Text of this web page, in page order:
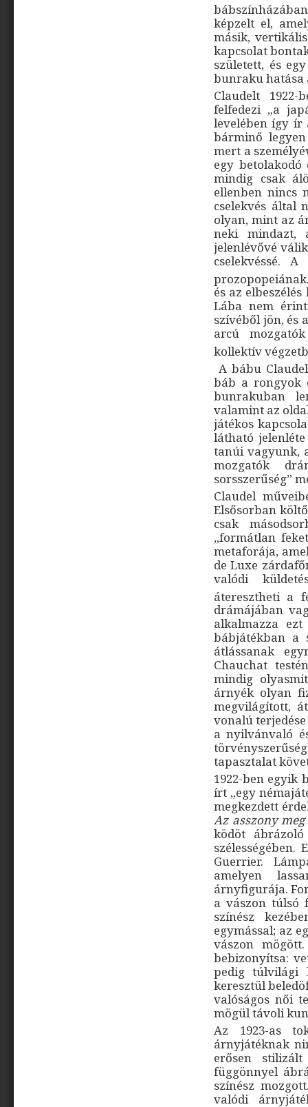
képzelt el,
másik,
kapcsolat
született, és
bunraku hatása
Claudelt
felfedezi „a
levelében így ír
bárminő
mert a
egy
mindig csak
ellenben nincs
cselekvés által
olyan, mint az
neki mindazt,
jelenlévővé
cselekvéssé.
és az
Lába nem
szívéből jön, és
arcú
kollektív
A bábu
báb a rongyok
bunrakuban
valamint az
játékos
látható
tanúi vagyunk,
mozgatók
sorsszerűség”
Claudel
Elsősorban
csak
„formátlan
metaforája,
de Luxe
valódi
áteresztheti a
drámájában
alkalmazza
bábjátékban a
átlássanak
Chauchat
mindig
árnyék olyan
megvilágított,
vonalú
a nyilvánvaló
tapasztalat
1922-ben egyik
írt „egy
megkezdett
Az asszony
ködöt
szélességében.
Guerrier.
amelyen
árnyfigurája.
a vászon túlsó
színész
egymással; az
vászon
bebizonyítsa:
pedig túlvilági
keresztül
valóságos női
mögül távoli
Az 1923-as
árnyjátéknak
erősen
függönnyel
színész
valódi